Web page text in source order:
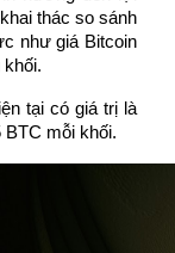
thác so sánh
như giá Bitcoin
khối.
tại có giá trị là
BTC mỗi khối.